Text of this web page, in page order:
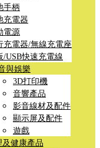
手柄
充電器
電源
充電器/無線充電座
/USB快速充電線
與娛樂
3D打印機
音響產品
影音線材及配件
顯示屏及配件
遊戲
及健康產品